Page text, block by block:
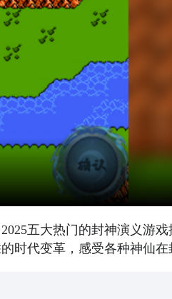
五大热门的封神演义游
时代变革，感受各种神仙在